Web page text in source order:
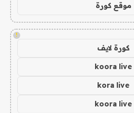
موقع كورة
!
كورة لايف
koora live
kora live
koora live